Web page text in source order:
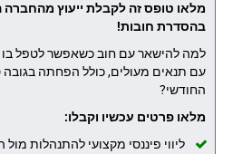
מלאו טופס זה לקבלת ייעוץ
בהסדרת חובות!
למה להישאר עם חוב כשאפשר לטפל בו
עם תנאים מעולים, כולל הפחתה בגובה
החודשי?
מלאו פרטים עכשיו וקבלו:
ליווי פיננסי מקצועי להתנהלות